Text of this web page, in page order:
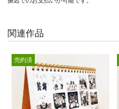
関連作品
売約済